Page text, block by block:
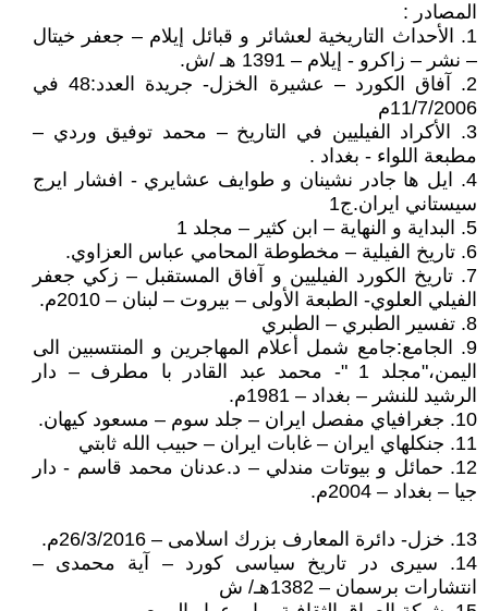
المصادر :
1. الأحداث التاريخية لعشائر و قبائل إيلام – جعفر خيتال
– نشر – زاكرو - إيلام – 1391 هـ /ش.
2. آفاق الكورد – عشيرة الخزل- جريدة العدد:48 في
11/7/2006م
3. الأكراد الفيليين في التاريخ – محمد توفيق وردي –
مطبعة اللواء - بغداد .
4. ايل ها جادر نشينان و طوايف عشايري - افشار ايرج
سيستاني ايران.ج1
5. البداية و النهاية – ابن كثير – مجلد 1
6. تاريخ الفيلية – مخطوطة المحامي عباس العزاوي.
7. تاريخ الكورد الفيليين و آفاق المستقبل – زكي جعفر
الفيلي العلوي- الطبعة الأولى – بيروت – لبنان – 2010م.
8. تفسير الطبري – الطبري
9. الجامع:جامع شمل أعلام المهاجرين و المنتسبين الى
اليمن،"مجلد 1 "- محمد عبد القادر با مطرف – دار
الرشيد للنشر – بغداد – 1981م.
10. جغرافياي مفصل ايران – جلد سوم – مسعود كيهان.
11. جنكلهاي ايران – غابات ايران – حبيب الله ثابتي
12. حمائل و بيوتات مندلي – د.عدنان محمد قاسم - دار
جيا – بغداد – 2004م.
13. خزل- دائرة المعارف بزرك اسلامى – 26/3/2016م.
14. سيرى در تاريخ سياسى كورد – آية محمدى –
انتشارات برسمان – 1382هـ/ ش